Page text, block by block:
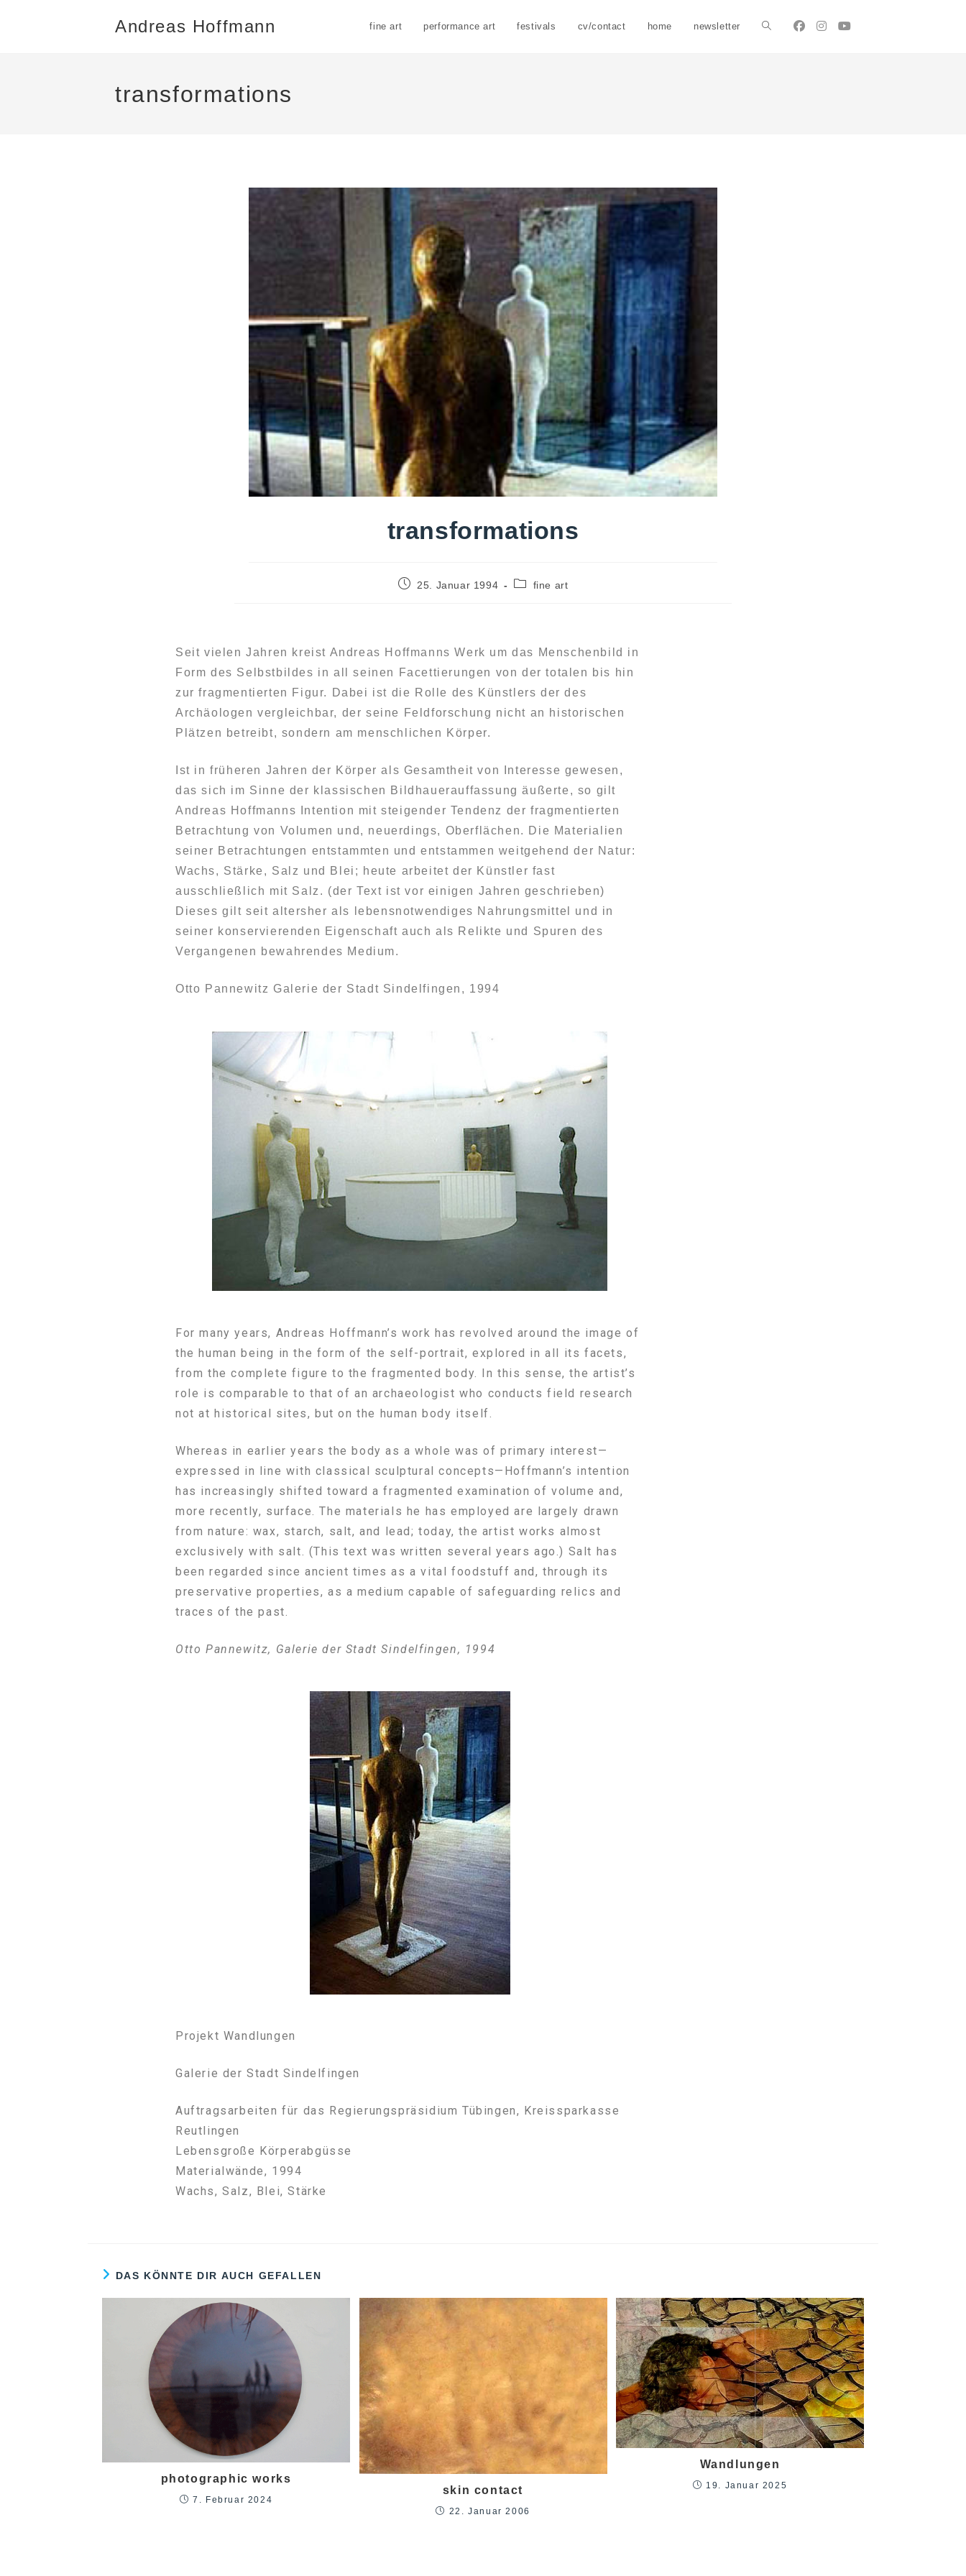
Andreas Hoffmann fine art performance art festivals cv/contact home newsletter
transformations
transformations
25. Januar 1994 fine art
Seit vielen Jahren kreist Andreas Hoffmanns Werk um das Menschenbild in
Form des Selbstbildes in all seinen Facettierungen von der totalen bis hin
zur fragmentierten Figur. Dabei ist die Rolle des Künstlers der des
Archäologen vergleichbar, der seine Feldforschung nicht an historischen
Plätzen betreibt, sondern am menschlichen Körper.
Ist in früheren Jahren der Körper als Gesamtheit von Interesse gewesen,
das sich im Sinne der klassischen Bildhauerauffassung äußerte, so gilt
Andreas Hoffmanns Intention mit steigender Tendenz der fragmentierten
Betrachtung von Volumen und, neuerdings, Oberflächen. Die Materialien
seiner Betrachtungen entstammten und entstammen weitgehend der Natur:
Wachs, Stärke, Salz und Blei; heute arbeitet der Künstler fast
ausschließlich mit Salz. (der Text ist vor einigen Jahren geschrieben)
Dieses gilt seit altersher als lebensnotwendiges Nahrungsmittel und in
seiner konservierenden Eigenschaft auch als Relikte und Spuren des
Vergangenen bewahrendes Medium.
Otto Pannewitz Galerie der Stadt Sindelfingen, 1994
For many years, Andreas Hoffmann’s work has revolved around the image of
the human being in the form of the self-portrait, explored in all its facets,
from the complete figure to the fragmented body. In this sense, the artist’s
role is comparable to that of an archaeologist who conducts field research
not at historical sites, but on the human body itself.
Whereas in earlier years the body as a whole was of primary interest—
expressed in line with classical sculptural concepts—Hoffmann’s intention
has increasingly shifted toward a fragmented examination of volume and,
more recently, surface. The materials he has employed are largely drawn
from nature: wax, starch, salt, and lead; today, the artist works almost
exclusively with salt. (This text was written several years ago.) Salt has
been regarded since ancient times as a vital foodstuff and, through its
preservative properties, as a medium capable of safeguarding relics and
traces of the past.
Otto Pannewitz, Galerie der Stadt Sindelfingen, 1994
Projekt Wandlungen
Galerie der Stadt Sindelfingen
Auftragsarbeiten für das Regierungspräsidium Tübingen, Kreissparkasse
Reutlingen
Lebensgroße Körperabgüsse
Materialwände, 1994
Wachs, Salz, Blei, Stärke
DAS KÖNNTE DIR AUCH GEFALLEN
photographic works
7. Februar 2024
skin contact
22. Januar 2006
Wandlungen
19. Januar 2025